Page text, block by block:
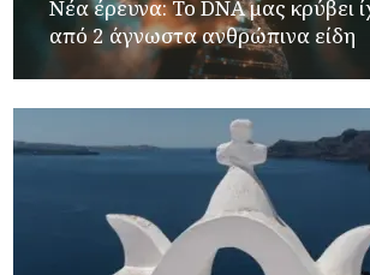
Νέα έρευνα: Το DNA μας κρύβει
από 2 άγνωστα ανθρώπινα είδη